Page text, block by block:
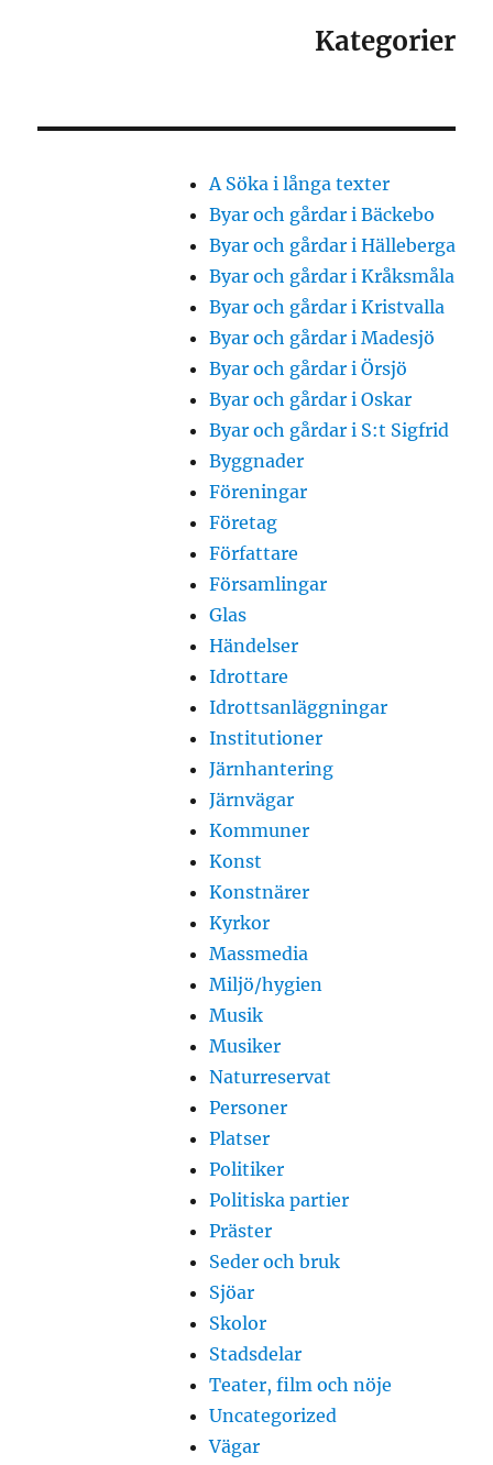
Kategorier
A Söka i långa texter
Byar och gårdar i Bäckebo
Byar och gårdar i Hälleberga
Byar och gårdar i Kråksmåla
Byar och gårdar i Kristvalla
Byar och gårdar i Madesjö
Byar och gårdar i Örsjö
Byar och gårdar i Oskar
Byar och gårdar i S:t Sigfrid
Byggnader
Föreningar
Företag
Författare
Församlingar
Glas
Händelser
Idrottare
Idrottsanläggningar
Institutioner
Järnhantering
Järnvägar
Kommuner
Konst
Konstnärer
Kyrkor
Massmedia
Miljö/hygien
Musik
Musiker
Naturreservat
Personer
Platser
Politiker
Politiska partier
Präster
Seder och bruk
Sjöar
Skolor
Stadsdelar
Teater, film och nöje
Uncategorized
Vägar